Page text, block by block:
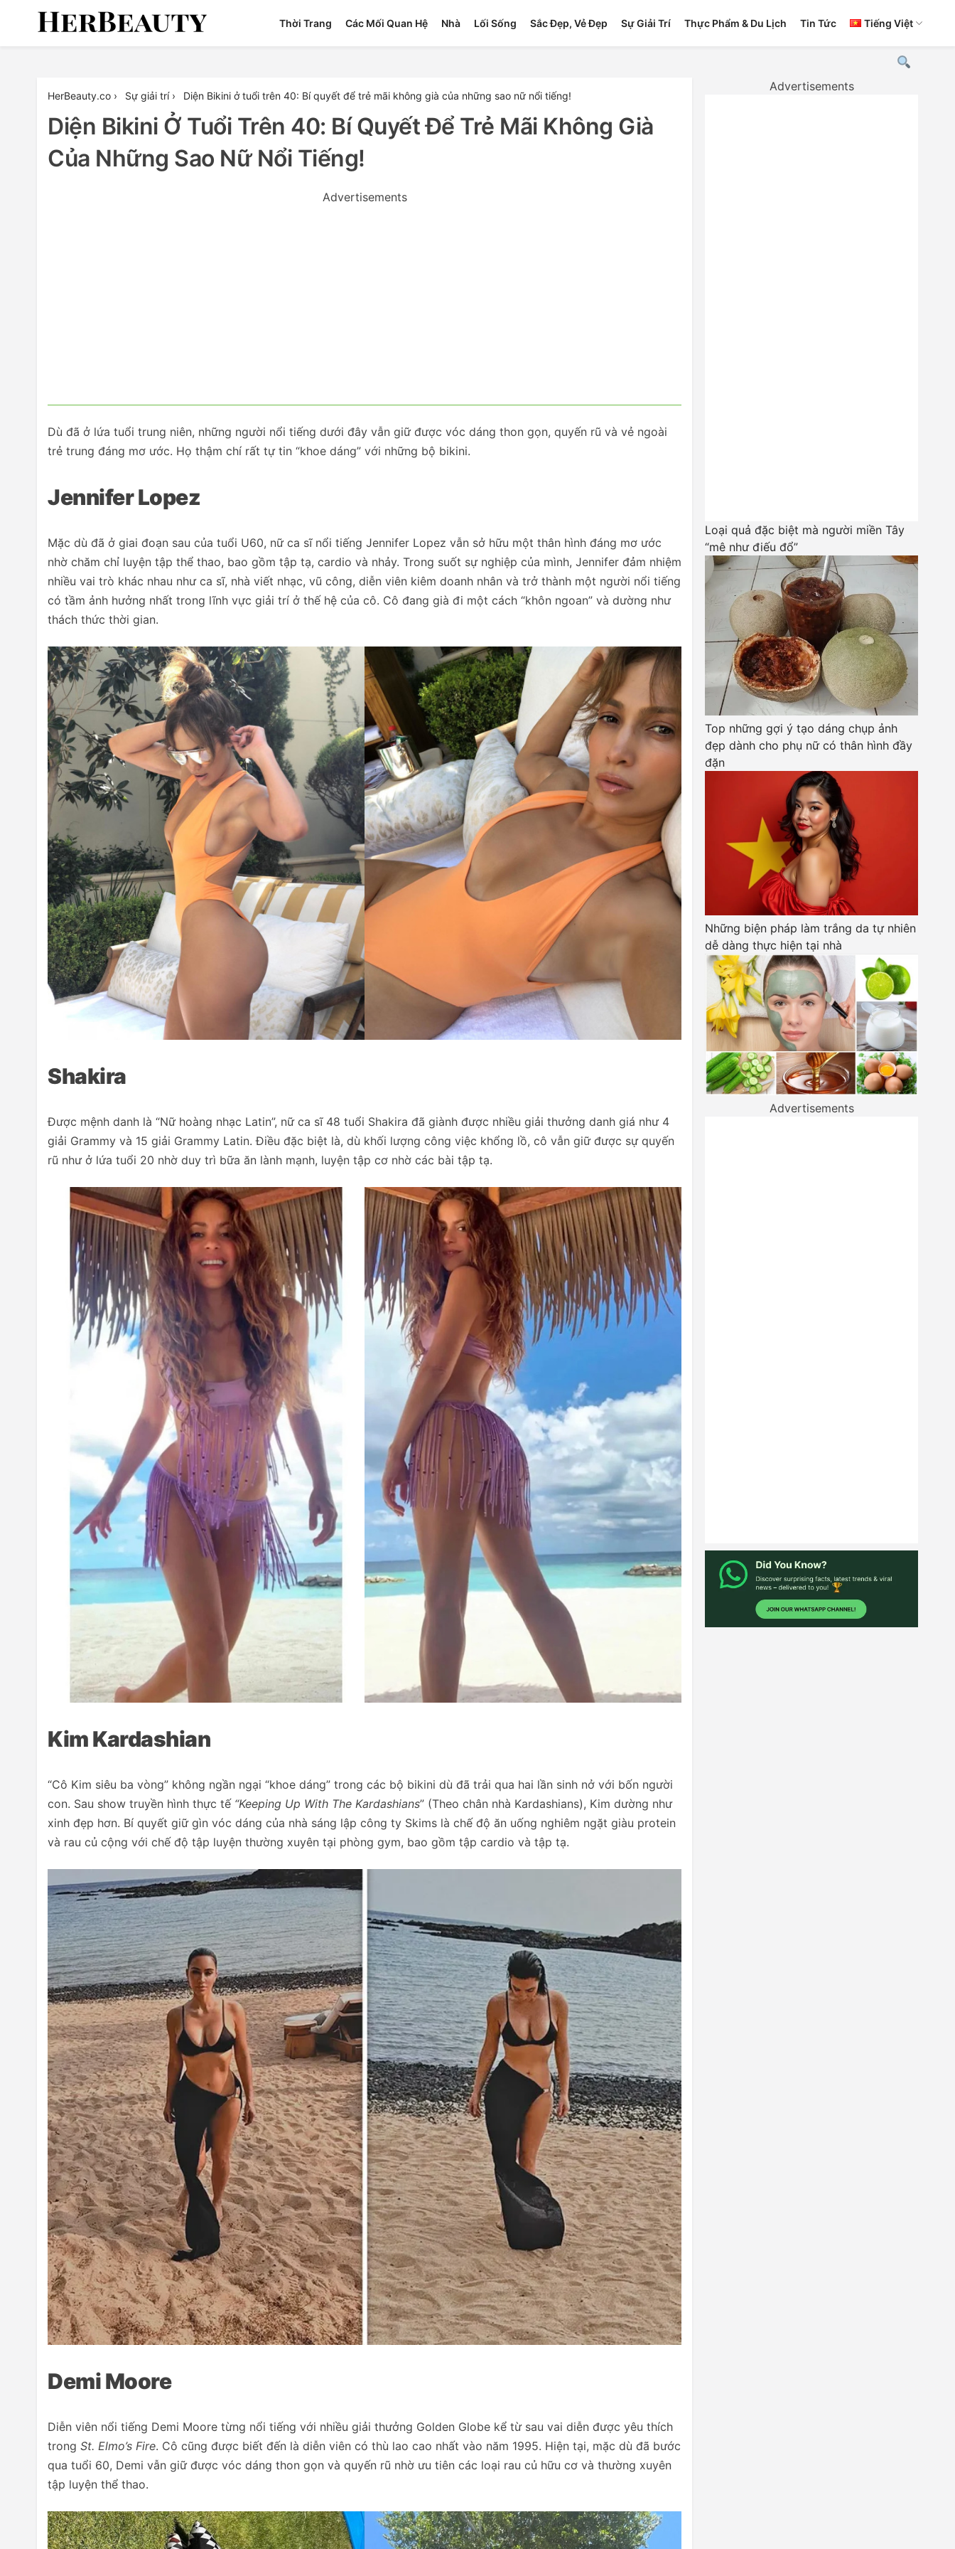
Thời Trang Các Mối Quan Hệ Nhà Lối Sống Sắc Đẹp, Vẻ Đẹp Sự Giải Trí Thực Phẩm & Du Lịch Tin Tức Tiếng Việt
HerBeauty.co › Sự giải trí› Diện Bikini ở tuổi trên 40: Bí quyết để trẻ mãi không già của những sao nữ nổi tiếng!
Diện Bikini Ở Tuổi Trên 40: Bí Quyết Để Trẻ Mãi Không Già
Của Những Sao Nữ Nổi Tiếng!
Advertisements
Dù đã ở lứa tuổi trung niên, những người nổi tiếng dưới đây vẫn giữ được vóc dáng thon gọn, quyến rũ và vẻ ngoài
trẻ trung đáng mơ ước. Họ thậm chí rất tự tin “khoe dáng” với những bộ bikini.
Jennifer Lopez
Mặc dù đã ở giai đoạn sau của tuổi U60, nữ ca sĩ nổi tiếng Jennifer Lopez vẫn sở hữu một thân hình đáng mơ ước
nhờ chăm chỉ luyện tập thể thao, bao gồm tập tạ, cardio và nhảy. Trong suốt sự nghiệp của mình, Jennifer đảm nhiệm
nhiều vai trò khác nhau như ca sĩ, nhà viết nhạc, vũ công, diễn viên kiêm doanh nhân và trở thành một người nổi tiếng
có tầm ảnh hưởng nhất trong lĩnh vực giải trí ở thế hệ của cô. Cô đang già đi một cách “khôn ngoan” và dường như
thách thức thời gian.
Shakira
Được mệnh danh là “Nữ hoàng nhạc Latin”, nữ ca sĩ 48 tuổi Shakira đã giành được nhiều giải thưởng danh giá như 4
giải Grammy và 15 giải Grammy Latin. Điều đặc biệt là, dù khối lượng công việc khổng lồ, cô vẫn giữ được sự quyến
rũ như ở lứa tuổi 20 nhờ duy trì bữa ăn lành mạnh, luyện tập cơ nhờ các bài tập tạ.
Kim Kardashian
“Cô Kim siêu ba vòng” không ngần ngại “khoe dáng” trong các bộ bikini dù đã trải qua hai lần sinh nở với bốn người
con. Sau show truyền hình thực tế “Keeping Up With The Kardashians” (Theo chân nhà Kardashians), Kim dường như
xinh đẹp hơn. Bí quyết giữ gìn vóc dáng của nhà sáng lập công ty Skims là chế độ ăn uống nghiêm ngặt giàu protein
và rau củ cộng với chế độ tập luyện thường xuyên tại phòng gym, bao gồm tập cardio và tập tạ.
Demi Moore
Diễn viên nổi tiếng Demi Moore từng nổi tiếng với nhiều giải thưởng Golden Globe kể từ sau vai diễn được yêu thích
trong St. Elmo’s Fire. Cô cũng được biết đến là diễn viên có thù lao cao nhất vào năm 1995. Hiện tại, mặc dù đã bước
qua tuổi 60, Demi vẫn giữ được vóc dáng thon gọn và quyến rũ nhờ ưu tiên các loại rau củ hữu cơ và thường xuyên
tập luyện thể thao.
Advertisements
Loại quả đặc biệt mà người miền Tây
“mê như điếu đổ”
Top những gợi ý tạo dáng chụp ảnh
đẹp dành cho phụ nữ có thân hình đầy
đặn
Những biện pháp làm trắng da tự nhiên
dễ dàng thực hiện tại nhà
Advertisements